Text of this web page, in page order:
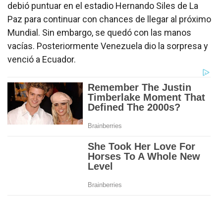
debió puntuar en el estadio Hernando Siles de La
Paz para continuar con chances de llegar al próximo
Mundial. Sin embargo, se quedó con las manos
vacías. Posteriormente Venezuela dio la sorpresa y
venció a Ecuador.